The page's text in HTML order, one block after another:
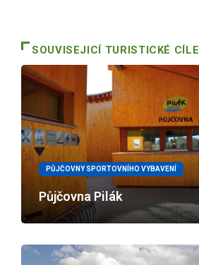
SOUVISEJICÍ TURISTICKÉ CÍLE
PŮJČOVNY SPORTOVNÍHO VYBAVENÍ
Půjčovna Pilák